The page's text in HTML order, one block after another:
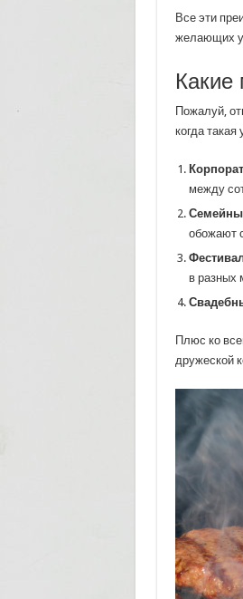
Все эти
желающих
Какие
Пожалуй,
когда такая
между
обожают
в разных
Плюс ко
дружеской